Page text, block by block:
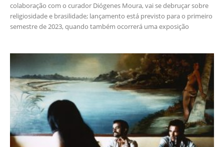
colaboração com o curador Diógenes Moura, vai se debruçar sobre
religiosidade e brasilidade; lançamento está previsto para o primeiro
semestre de 2023, quando também ocorrerá uma exposição